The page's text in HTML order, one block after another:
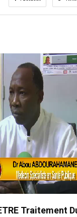
Traitement